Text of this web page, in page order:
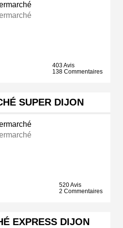
403 Avis
138 Commentaires
SUPER DIJON
520 Avis
2 Commentaires
EXPRESS DIJON